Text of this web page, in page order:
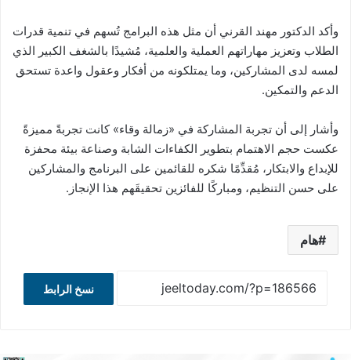
وأكد الدكتور مهند القرني أن مثل هذه البرامج تُسهم في تنمية قدرات
الطلاب وتعزيز مهاراتهم العملية والعلمية، مُشيدًا بالشغف الكبير الذي
لمسه لدى المشاركين، وما يمتلكونه من أفكار وعقول واعدة تستحق
الدعم والتمكين.
وأشار إلى أن تجربة المشاركة في «زمالة وقاء» كانت تجربةً مميزةً
عكست حجم الاهتمام بتطوير الكفاءات الشابة وصناعة بيئة محفزة
للإبداع والابتكار، مُقدِّمًا شكره للقائمين على البرنامج والمشاركين
على حسن التنظيم، ومباركًا للفائزين تحقيقَهم هذا الإنجاز.
هام
نسخ الرابط